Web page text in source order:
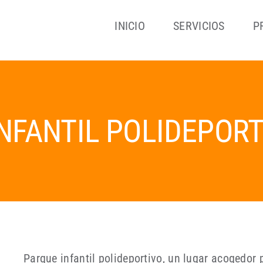
INICIO SERVICIOS
Parque infantil polideportivo, un lugar acogedor